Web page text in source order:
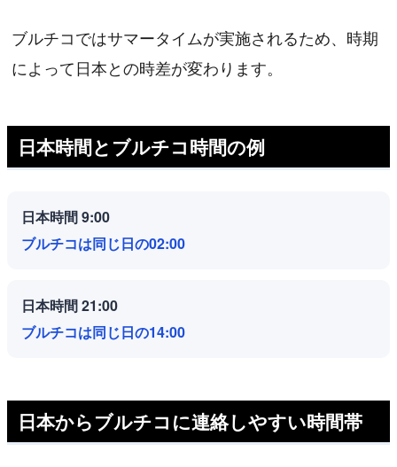
ブルチコではサマータイムが実施されるため、時期
によって日本との時差が変わります。
日本時間とブルチコ時間の例
日本時間 9:00
ブルチコは同じ日の02:00
日本時間 21:00
ブルチコは同じ日の14:00
日本からブルチコに連絡しやすい時間帯